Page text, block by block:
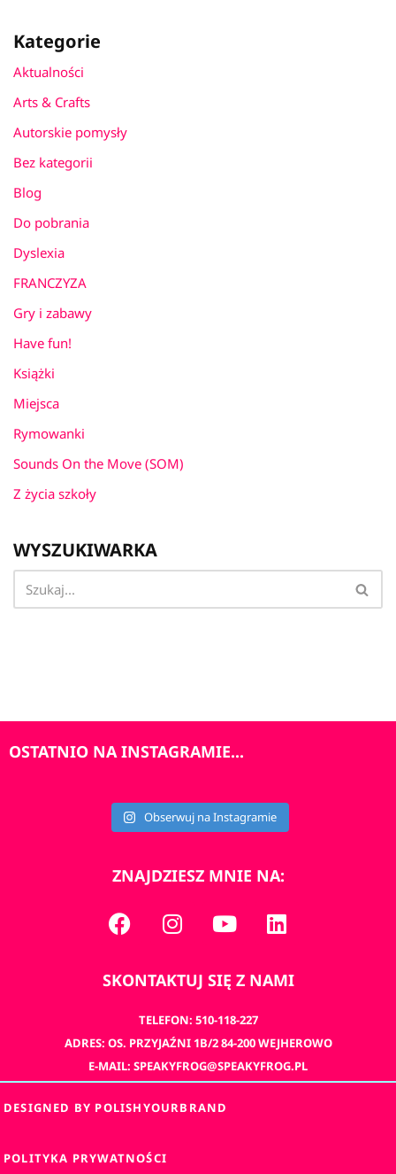
Kategorie
Aktualności
Arts & Crafts
Autorskie pomysły
Bez kategorii
Blog
Do pobrania
Dyslexia
FRANCZYZA
Gry i zabawy
Have fun!
Książki
Miejsca
Rymowanki
Sounds On the Move (SOM)
Z życia szkoły
WYSZUKIWARKA
OSTATNIO NA INSTAGRAMIE...
Obserwuj na Instagramie
ZNAJDZIESZ MNIE NA:
SKONTAKTUJ SIĘ Z NAMI
TELEFON: 510-118-227
ADRES: OS. PRZYJAŹNI 1B/2 84-200 WEJHEROWO
E-MAIL: SPEAKYFROG@SPEAKYFROG.PL
DESIGNED BY POLISHYOURBRAND
POLITYKA PRYWATNOŚCI